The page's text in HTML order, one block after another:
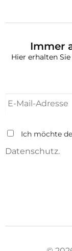
Immer
Hier erhalten
Ich möchte
Datenschutz.